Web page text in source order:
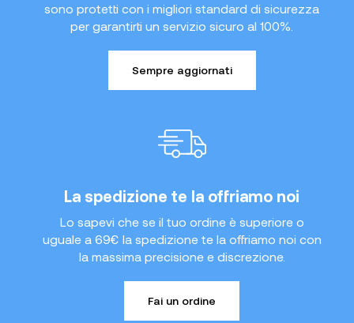
sono protetti con i migliori standard di sicurezza
per garantirti un servizio sicuro al 100%.
Sempre aggiornati
La spedizione te la offriamo noi
Lo sapevi che se il tuo ordine è superiore o
uguale a 69€ la spedizione te la offriamo noi con
la massima precisione e discrezione.
Fai un ordine